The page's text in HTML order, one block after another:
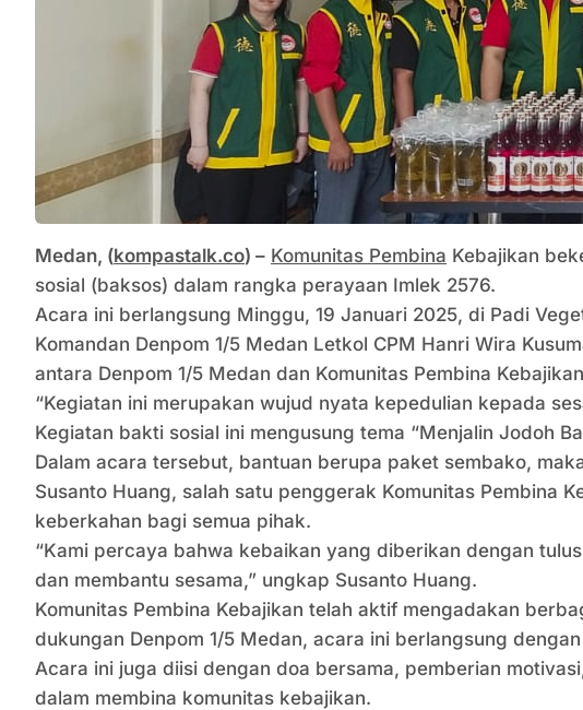
Medan, (kompastalk.co) – Komunitas Pembina Kebajikan
sosial (baksos) dalam rangka perayaan Imlek 2576.
Acara ini berlangsung Minggu, 19 Januari 2025, di Padi
Komandan Denpom 1/5 Medan Letkol CPM Hanri Wira
antara Denpom 1/5 Medan dan Komunitas Pembina
“Kegiatan ini merupakan wujud nyata kepedulian kepada
Kegiatan bakti sosial ini mengusung tema “Menjalin Jodoh
Dalam acara tersebut, bantuan berupa paket sembako,
Susanto Huang, salah satu penggerak Komunitas Pembina
keberkahan bagi semua pihak.
“Kami percaya bahwa kebaikan yang diberikan dengan
dan membantu sesama,” ungkap Susanto Huang.
Komunitas Pembina Kebajikan telah aktif mengadakan
dukungan Denpom 1/5 Medan, acara ini berlangsung
Acara ini juga diisi dengan doa bersama, pemberian
dalam membina komunitas kebajikan.